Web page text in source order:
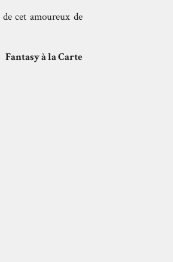
cet amoureux de
Fantasy à la Carte